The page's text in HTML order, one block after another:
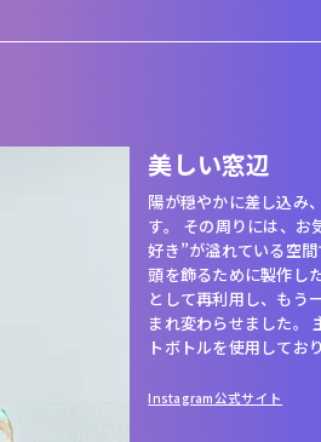
美しい窓辺
陽が穏やかに差し込み
す。 その周りには、お
好き”が溢れている空
頭を飾るために製作し
として再利用し、もう
まれ変わらせました。
トボトルを使用しており
Instagram 公式サイト